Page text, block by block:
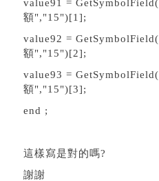
value91 = GetSymbolField(
額","15")[1];
value92 = GetSymbolField(
額","15")[2];
value93 = GetSymbolField(
額","15")[3];
end ;
這樣寫是對的嗎?
謝謝